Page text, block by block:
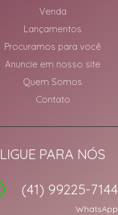
Venda
Lançamentos
Procuramos para você
Anuncie em nosso site
Quem Somos
Contato
LIGUE PARA NÓS
(41) 99225-7144
WhatsApp